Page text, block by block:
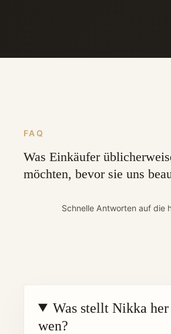
FAQ
Was Einkäufer
möchten, bevor sie uns
Schnelle Antworten auf die
Was stellt Nikka
wen?